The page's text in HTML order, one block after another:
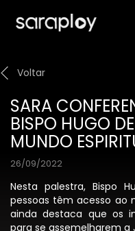
Voltar
SARA
BISPO HUGO
MUNDO
26/09/2022
Nesta palestra, Bispo
pessoas têm acesso ao
ainda destaca que os
para se assemelharem a